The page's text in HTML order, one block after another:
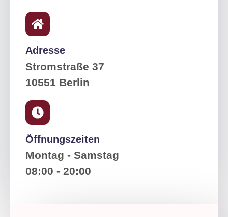
Adresse
Stromstraße 37
10551 Berlin
Öffnungszeiten
Montag - Samstag
08:00 - 20:00